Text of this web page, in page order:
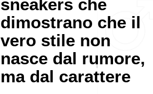
sneakers che
dimostrano che il
vero stile non
nasce dal rumore,
ma dal carattere